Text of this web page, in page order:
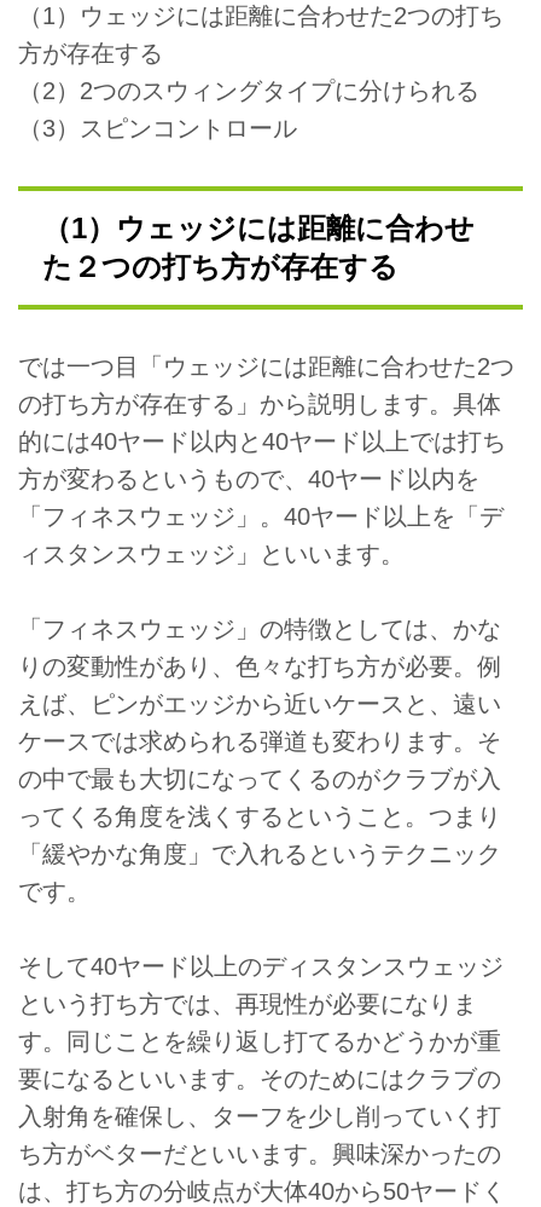
（1）ウェッジには距離に合わせた2つの打ち
方が存在する
（2）2つのスウィングタイプに分けられる
（3）スピンコントロール
（1）ウェッジには距離に合わせ
た２つの打ち方が存在する
では一つ目「ウェッジには距離に合わせた2つ
の打ち方が存在する」から説明します。具体
的には40ヤード以内と40ヤード以上では打ち
方が変わるというもので、40ヤード以内を
「フィネスウェッジ」。40ヤード以上を「デ
ィスタンスウェッジ」といいます。
「フィネスウェッジ」の特徴としては、かな
りの変動性があり、色々な打ち方が必要。例
えば、ピンがエッジから近いケースと、遠い
ケースでは求められる弾道も変わります。そ
の中で最も大切になってくるのがクラブが入
ってくる角度を浅くするということ。つまり
「緩やかな角度」で入れるというテクニック
です。
そして40ヤード以上のディスタンスウェッジ
という打ち方では、再現性が必要になりま
す。同じことを繰り返し打てるかどうかが重
要になるといいます。そのためにはクラブの
入射角を確保し、ターフを少し削っていく打
ち方がベターだといいます。興味深かったの
は、打ち方の分岐点が大体40から50ヤードく